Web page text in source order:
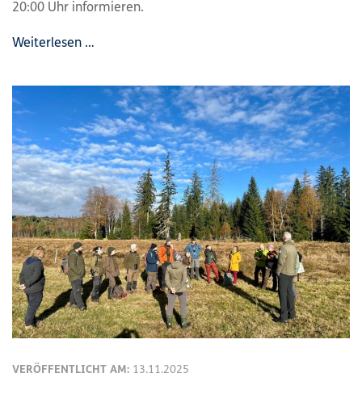
20:00 Uhr informieren.
Weiterlesen …
VERÖFFENTLICHT AM: 13.11.2025